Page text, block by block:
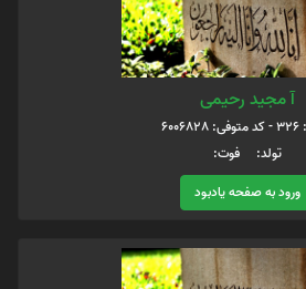
آ مجید رحیمی
تولد: فوت:
ورود به صفحه یادبود